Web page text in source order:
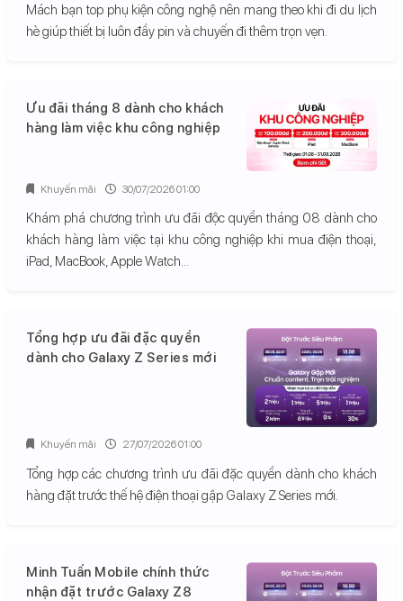
Mách bạn top phụ kiện công nghệ nên mang theo khi đi du lịch
hè giúp thiết bị luôn đầy pin và chuyến đi thêm trọn vẹn.
Ưu đãi tháng 8 dành cho khách
hàng làm việc khu công nghiệp
Khám phá chương trình ưu đãi độc quyền tháng 08 dành cho
khách hàng làm việc tại khu công nghiệp khi mua điện thoại,
iPad, MacBook, Apple Watch...
Khuyến mãi 30/07/2026 01:00
Tổng hợp ưu đãi đặc quyền
dành cho Galaxy Z Series mới
Tổng hợp các chương trình ưu đãi đặc quyền dành cho khách
hàng đặt trước thế hệ điện thoại gập Galaxy Z Series mới.
Khuyến mãi 27/07/2026 01:00
Minh Tuấn Mobile chính thức
nhận đặt trước Galaxy Z8